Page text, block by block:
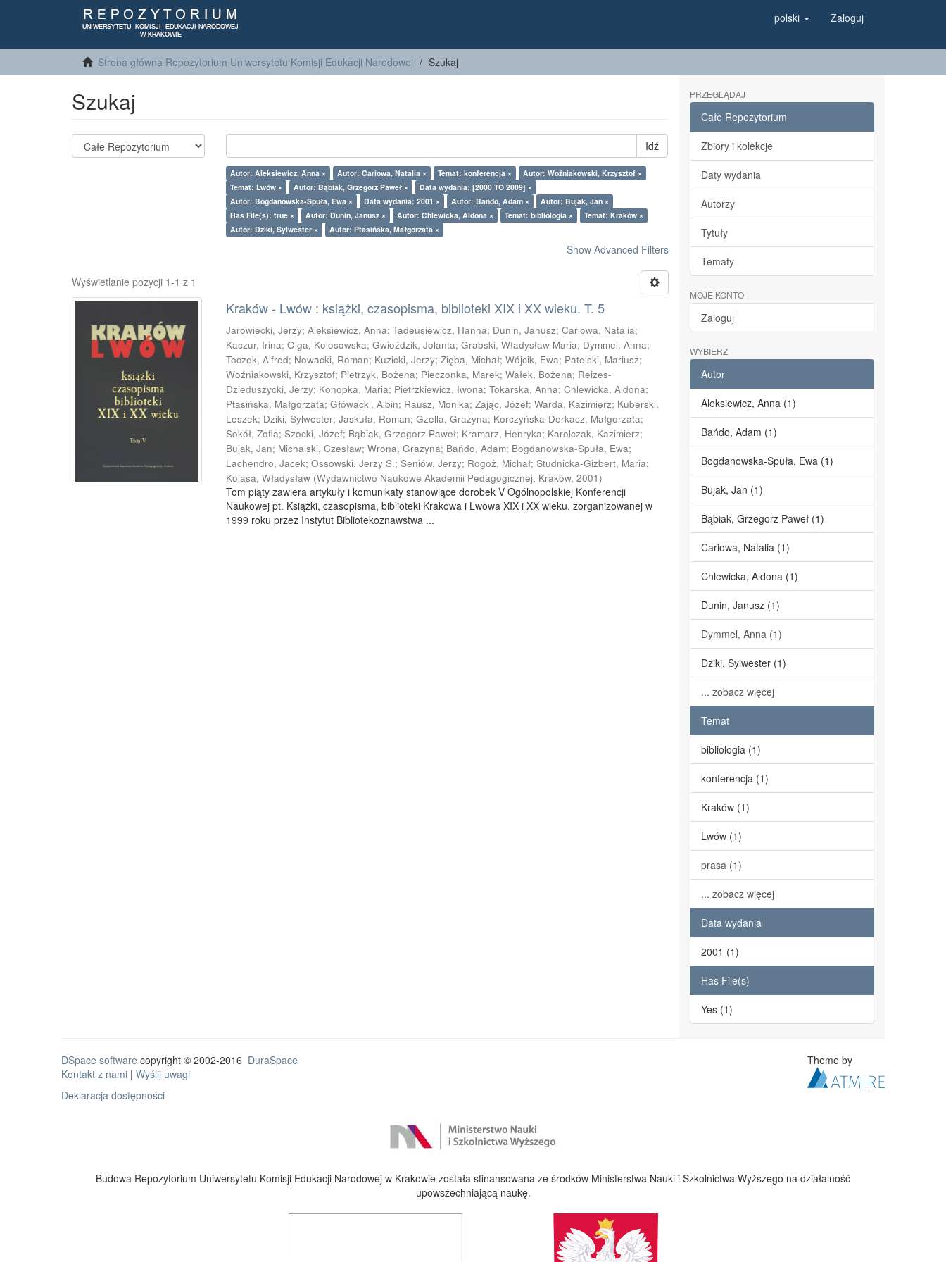
polski Zaloguj
Strona główna Repozytorium Uniwersytetu Komisji Edukacji Narodowej Szukaj
Szukaj
Idź
Autor: Aleksiewicz, Anna × Autor: Cariowa, Natalia × Temat: konferencja ×
Autor: Woźniakowski, Krzysztof ×
Temat: Lwów ×
Autor: Bąbiak, Grzegorz Paweł ×
Data wydania: [2000 TO 2009] ×
Autor: Bogdanowska-Spuła, Ewa ×
Data wydania: 2001 × Autor: Bańdo, Adam ×
Autor: Bujak, Jan ×
Has File(s): true ×
Autor: Dunin, Janusz × Autor: Chlewicka, Aldona × Temat: bibliologia ×
Temat: Kraków ×
Autor: Dziki, Sylwester ×
Autor: Ptasińska, Małgorzata ×
Show Advanced Filters
Wyświetlanie pozycji 1-1 z 1
Kraków - Lwów : książki, czasopisma, biblioteki XIX i XX wieku. T. 5
Jarowiecki, Jerzy;Aleksiewicz, Anna;Tadeusiewicz, Hanna; Dunin, Janusz;Cariowa, Natalia;
Kaczur, Irina;Olga, Kolosowska;Gwioździk, Jolanta;Grabski, Władysław Maria; Dymmel, Anna;
Toczek, Alfred; Nowacki, Roman; Kuzicki, Jerzy;Zięba, Michał;Wójcik, Ewa; Patelski, Mariusz;
Woźniakowski, Krzysztof; Pietrzyk, Bożena; Pieczonka, Marek;Wałek, Bożena; Reizes-
Dzieduszycki, Jerzy; Konopka, Maria; Pietrzkiewicz, Iwona;Tokarska, Anna;Chlewicka, Aldona;
Ptasińska, Małgorzata;Główacki, Albin; Rausz, Monika;Zając, Józef;Warda, Kazimierz; Kuberski,
Leszek; Dziki, Sylwester;Jaskuła, Roman;Gzella, Grażyna; Korczyńska-Derkacz, Małgorzata;
Sokół, Zofia;Szocki, Józef; Bąbiak, Grzegorz Paweł; Kramarz, Henryka; Karolczak, Kazimierz;
Bujak, Jan; Michalski, Czesław;Wrona, Grażyna; Bańdo, Adam; Bogdanowska-Spuła, Ewa;
Lachendro, Jacek;Ossowski, Jerzy S.;Seniów, Jerzy; Rogoż, Michał;Studnicka-Gizbert, Maria;
Kolasa, Władysław (Wydawnictwo Naukowe Akademii Pedagogicznej, Kraków,2001)
Tom piąty zawiera artykuły i komunikaty stanowiące dorobek V Ogólnopolskiej Konferencji
Naukowej pt. Książki, czasopisma, biblioteki Krakowa i Lwowa XIX i XX wieku, zorganizowanej w
1999 roku przez Instytut Bibliotekoznawstwa ...
PRZEGLĄDAJ
Całe Repozytorium
Zbiory i kolekcje
Daty wydania
Autorzy
Tytuły
Tematy
MOJE KONTO
Zaloguj
WYBIERZ
Autor
Aleksiewicz, Anna (1)
Bańdo, Adam (1)
Bogdanowska-Spuła, Ewa (1)
Bujak, Jan (1)
Bąbiak, Grzegorz Paweł (1)
Cariowa, Natalia (1)
Chlewicka, Aldona (1)
Dunin, Janusz (1)
Dymmel, Anna (1)
Dziki, Sylwester (1)
... zobacz więcej
Temat
bibliologia (1)
konferencja (1)
Kraków (1)
Lwów (1)
prasa (1)
... zobacz więcej
Data wydania
2001 (1)
Has File(s)
Yes (1)
DSpace software copyright © 2002-2016 DuraSpace
Kontakt z nami | Wyślij uwagi
Deklaracja dostępności
Theme by
Budowa Repozytorium Uniwersytetu Komisji Edukacji Narodowej w Krakowie została sfinansowana ze środków Ministerstwa Nauki i Szkolnictwa Wyższego na działalność
upowszechniającą naukę.